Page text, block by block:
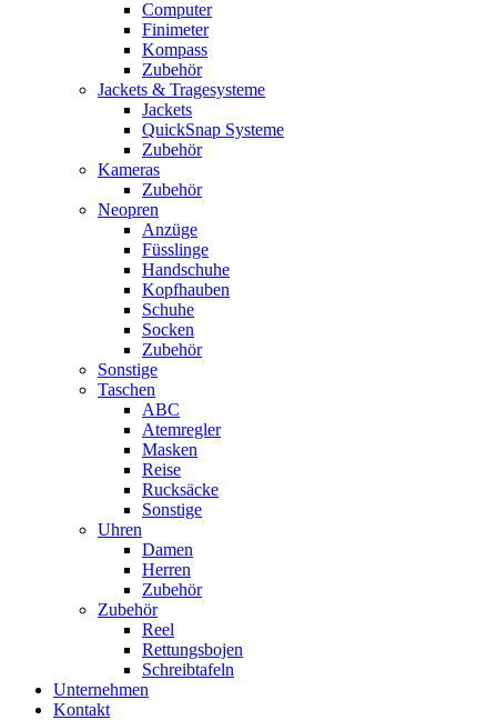
Computer
Finimeter
Kompass
Zubehör
Jackets & Tragesysteme
Jackets
QuickSnap Systeme
Zubehör
Kameras
Zubehör
Neopren
Anzüge
Füsslinge
Handschuhe
Kopfhauben
Schuhe
Socken
Zubehör
Sonstige
Taschen
ABC
Atemregler
Masken
Reise
Rucksäcke
Sonstige
Uhren
Damen
Herren
Zubehör
Zubehör
Reel
Rettungsbojen
Schreibtafeln
Unternehmen
Kontakt